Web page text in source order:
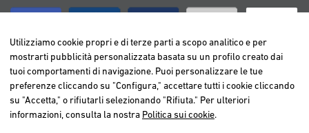
BELGIË / BELGIQUE
DEUTSCHLAND
ESPAÑA
Utilizziamo cookie propri e di terze parti a scopo analitico e per
mostrarti pubblicità personalizzata basata su un profilo creato dai
tuoi comportamenti di navigazione. Puoi personalizzare le tue
preferenze cliccando su "Configura," accettare tutti i cookie cliccando
su "Accetta," o rifiutarli selezionando "Rifiuta." Per ulteriori
informazioni, consulta la nostra Politica sui cookie.